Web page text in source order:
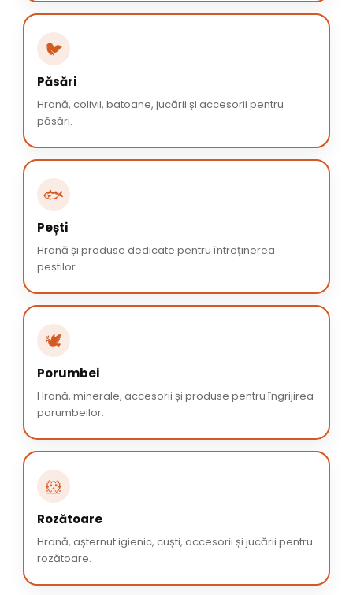
🐦
Păsări
Hrană, colivii, batoane, jucării și accesorii pentru
păsări.
🐟
Pești
Hrană și produse dedicate pentru întreținerea
peștilor.
🕊️
Porumbei
Hrană, minerale, accesorii și produse pentru îngrijirea
porumbeilor.
🐹
Rozătoare
Hrană, așternut igienic, cuști, accesorii și jucării pentru
rozătoare.